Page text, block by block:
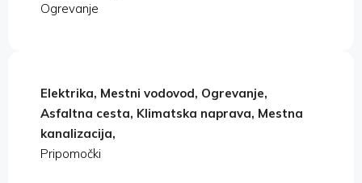
Ogrevanje
Elektrika, Mestni vodovod, Ogrevanje,
Asfaltna cesta, Klimatska naprava, Mestna
kanalizacija,
Pripomočki